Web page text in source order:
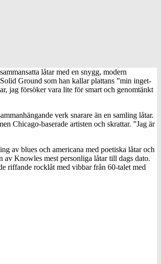
låtar med en snygg, modern
Ground som han kallar plattans ”min inget-
jag försöker vara lite för smart och genomtänkt
verk snarare än en samling låtar.
Chicago-baserade artisten och skrattar. ”Jag är
av blues och americana med poetiska låtar och
av Knowles mest personliga låtar till dags dato.
riffande rocklåt med vibbar från 60-talet med